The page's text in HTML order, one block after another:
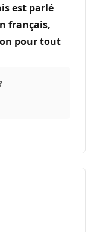
est parlé
français,
pour tout